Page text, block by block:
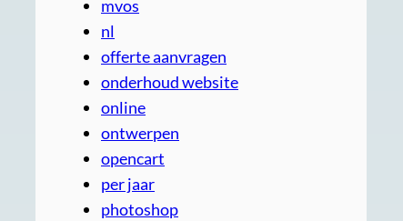
mvos
nl
offerte aanvragen
onderhoud website
online
ontwerpen
opencart
per jaar
photoshop